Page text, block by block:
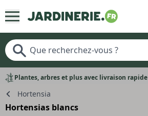
Plantes, arbres et plus avec livraison rapide
Hortensia
Hortensias blancs